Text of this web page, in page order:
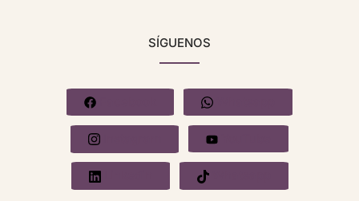
SÍGUENOS
Linkedin Whatsapp